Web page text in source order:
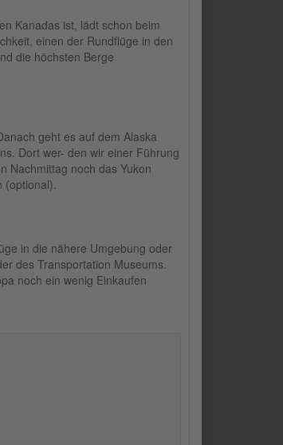
Kanadas ist, lädt schon beim
einen der Rundflüge in den
die höchsten Berge
geht es auf dem Alaska
Dort wer- den wir einer Führung
Nachmittag noch das Yukon
in die nähere Umgebung oder
des Transportation Museums.
noch ein wenig Einkaufen